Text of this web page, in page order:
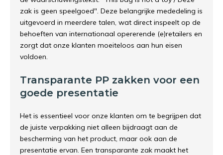
zak is geen speelgoed". Deze belangrijke mededeling is
uitgevoerd in meerdere talen, wat direct inspeelt op de
behoeften van internationaal opererende (e)retailers en
zorgt dat onze klanten moeiteloos aan hun eisen
voldoen.
Transparante PP zakken voor een
goede presentatie
Het is essentieel voor onze klanten om te begrijpen dat
de juiste verpakking niet alleen bijdraagt aan de
bescherming van het product, maar ook aan de
presentatie ervan. Een transparante zak maakt het